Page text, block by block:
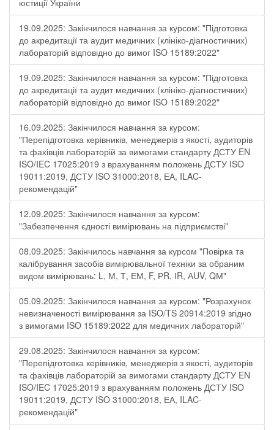
юстиції України
19.09.2025: Закінчилося навчання за курсом: "Підготовка
до акредитації та аудит медичних (клініко-діагностичних)
лабораторій відповідно до вимог ISO 15189:2022"
19.09.2025: Закінчилося навчання за курсом: "Підготовка
до акредитації та аудит медичних (клініко-діагностичних)
лабораторій відповідно до вимог ISO 15189:2022"
16.09.2025: Закінчилося навчання за курсом:
"Перепідготовка керівників, менеджерів з якості, аудиторів
та фахівців лабораторій за вимогами стандарту ДСТУ EN
ISO/IEC 17025:2019 з врахуванням положень ДСТУ ISO
19011:2019, ДСТУ ISO 31000:2018, ЕА, ILAC-
рекомендацій"
12.09.2025: Закінчилося навчання за курсом:
"Забезпечення єдності вимірювань на підприємстві"
08.09.2025: Закінчилось навчання за курсом "Повірка та
калібрування засобів вимірювальної техніки за обраним
видом вимірювань: L, М, Т, ЕМ, F, РR, ІR, АUV, QМ"
05.09.2025: Закінчилося навчання за курсом: "Розрахунок
невизначеності вимірювання за ISO/TS 20914:2019 згідно
з вимогами ISO 15189:2022 для медичних лабораторій"
29.08.2025: Закінчилося навчання за курсом:
"Перепідготовка керівників, менеджерів з якості, аудиторів
та фахівців лабораторій за вимогами стандарту ДСТУ EN
ISO/IEC 17025:2019 з врахуванням положень ДСТУ ISO
19011:2019, ДСТУ ISO 31000:2018, ЕА, ILAC-
рекомендацій"